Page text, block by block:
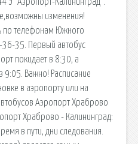
изменения!
по телефонам Южного
35. Первый автобус
покидает в 8:30, а
Важно! Расписание
в аэропорту или на
Аэропорт Храброво
Храброво - Калининград:
в пути, дни следования.